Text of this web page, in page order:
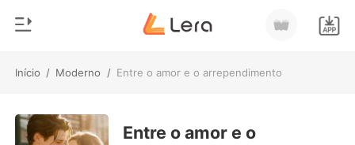
Início / Moderno / Entre o amor e o arrependimento
Loja
Gênero
Entre o amor e o